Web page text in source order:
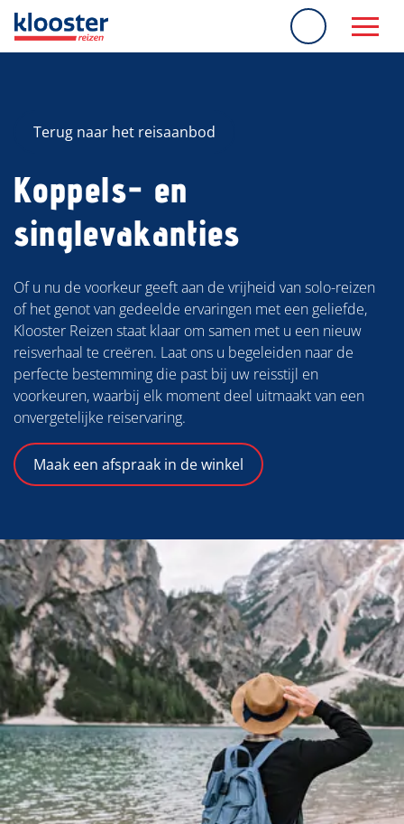
overslaan
Terug naar het reisaanbod
Koppels- en
singlevakanties
Of u nu de voorkeur geeft aan de vrijheid van solo-reizen
of het genot van gedeelde ervaringen met een geliefde,
Klooster Reizen staat klaar om samen met u een nieuw
reisverhaal te creëren. Laat ons u begeleiden naar de
perfecte bestemming die past bij uw reisstijl en
voorkeuren, waarbij elk moment deel uitmaakt van een
onvergetelijke reiservaring.
Maak een afspraak in de winkel